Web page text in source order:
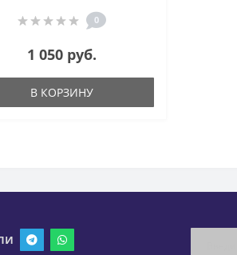
0
1 050 руб.
В КОРЗИНУ